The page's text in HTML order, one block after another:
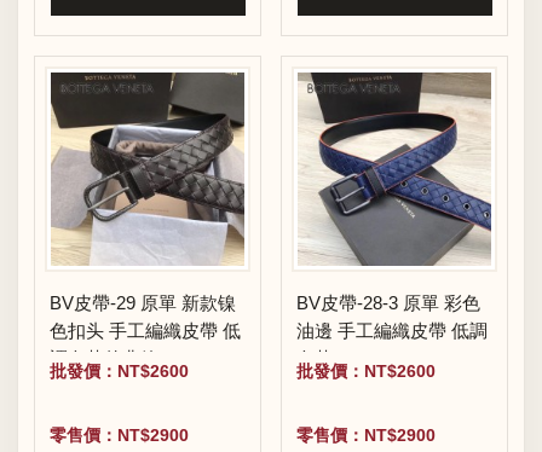
BV皮帶-29 原單 新款镍
色扣头 手工編織皮帶 低
調奢華的典範
批發價：NT$2600
零售價：NT$2900
BV皮帶-28-3 原單 彩色
油邊 手工編織皮帶 低調
奢華
批發價：NT$2600
零售價：NT$2900